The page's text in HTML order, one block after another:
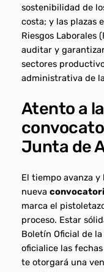
sostenibilidad de
costa; y las plazas
Riesgos Laborales
auditar y
sectores
administrativa de
Atento a
Junta de
El tiempo avanza
nueva
marca el
proceso. Estar
Boletín Oficial de
oficialice las
te otorgará una